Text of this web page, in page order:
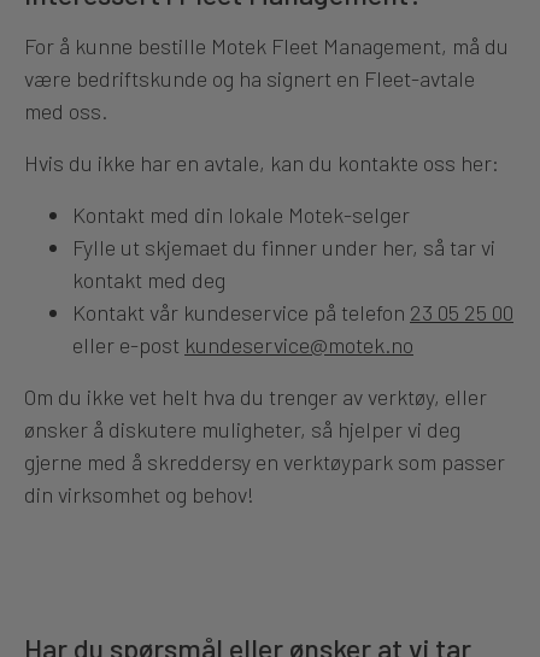
For å kunne bestille Motek Fleet Management, må du
være bedriftskunde og ha signert en Fleet-avtale
med oss.
Hvis du ikke har en avtale, kan du kontakte oss her:
Kontakt med din lokale Motek-selger
Fylle ut skjemaet du finner under her, så tar vi
kontakt med deg
Kontakt vår kundeservice på telefon 23 05 25 00
eller e-post kundeservice@motek.no
Om du ikke vet helt hva du trenger av verktøy, eller
ønsker å diskutere muligheter, så hjelper vi deg
gjerne med å skreddersy en verktøypark som passer
din virksomhet og behov!
Har du spørsmål eller ønsker at vi tar